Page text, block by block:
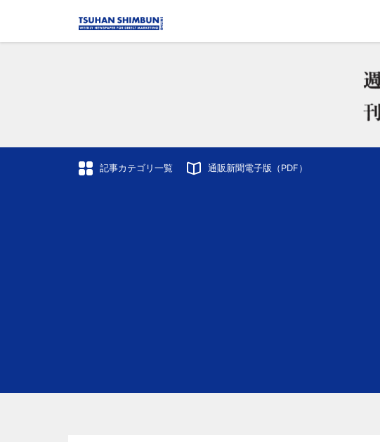
記事カテゴリ一覧 通販新聞電子版（PDF）